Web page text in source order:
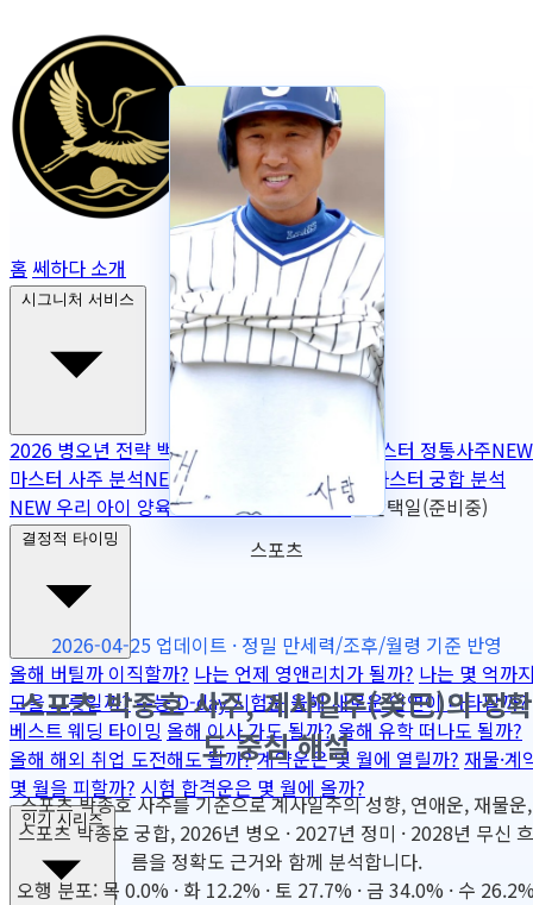
홈 쎄하다 소개
시그니처 서비스
2026 병오년 전략 백서NEW 마스터 정통사주NEW
마스터 사주 분석NEW무보정 사주 판독NEW
마스터 궁합 분석
NEW 우리 아이 양육 궁합 NEW작명 OPEN 출산택일(준비중)
결정적 타이밍
올해 버틸까 이직할까? 나는 언제 영앤리치가 될까? 나는 몇 억까
모을 그릇일까?수능 D-day 시험운올해 새로운 인연이 나타날까?
베스트 웨딩 타이밍 올해 이사 가도 될까?올해 유학 떠나도 될까?
올해 해외 취업 도전해도 될까?계약운은 몇 월에 열릴까? 재물·계
몇 월을 피할까? 시험 합격운은 몇 월에 올까?
인기 시리즈
스포츠
2026-04-25 업데이트 · 정밀 만세력/조후/월령 기준 반영
스포츠 박종호 사주, 계사일주(癸巳)의 정확
도 중심 해설
스포츠 박종호 사주를 기준으로 계사일주의 성향, 연애운, 재물운,
스포츠 박종호 궁합, 2026년 병오 · 2027년 정미 · 2028년 무신 흐
름을 정확도 근거와 함께 분석합니다.
오행 분포: 목 0.0% · 화 12.2% · 토 27.7% · 금 34.0% · 수